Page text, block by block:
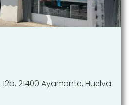
21400 Ayamonte, Huelva